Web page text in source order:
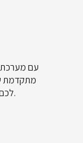
עם מערכת
לכם לקבל החלטות מהירות לגבי הארגון.